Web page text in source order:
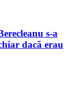
s-a
dacă erau